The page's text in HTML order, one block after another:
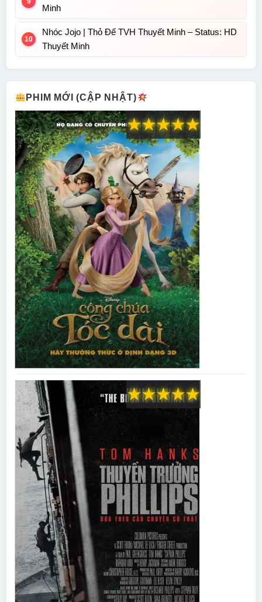
Minh
Nhóc Jojo | Thỏ Đế TVH Thuyết Minh – Status: HD
Thuyết Minh
PHIM MỚI (CẬP NHẬT)
★
★
★
★
★
★
★
★
★
★